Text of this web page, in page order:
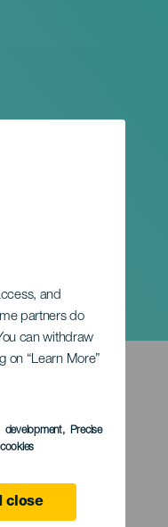
and
partners do
can withdraw
on “Learn More”
development, Precise
close